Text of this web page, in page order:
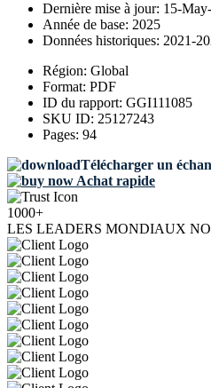
Dernière mise à jour: 15-
Année de base: 2025
Données historiques: 2021-
Région: Global
Format: PDF
ID du rapport: GGI111085
SKU ID: 25127243
Pages: 94
Télécharger un
Achat rapide
1000+
LES LEADERS MONDIAUX